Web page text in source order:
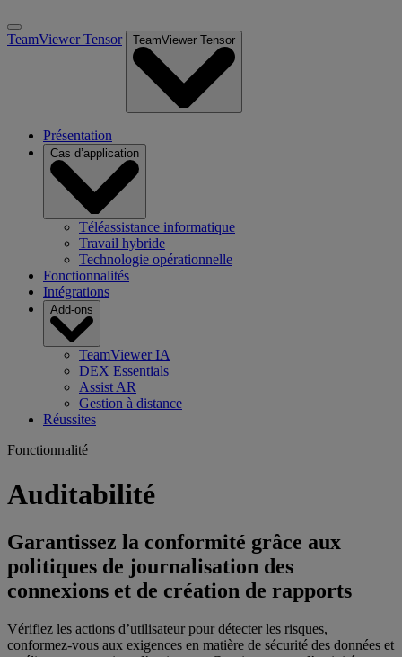
TeamViewer Tensor TeamViewer Tensor
Présentation
Cas d’application
Téléassistance informatique
Travail hybride
Technologie opérationnelle
Fonctionnalités
Intégrations
Add-ons
TeamViewer IA
DEX Essentials
Assist AR
Gestion à distance
Réussites
Fonctionnalité
Auditabilité
Garantissez la conformité grâce aux
politiques de journalisation des
connexions et de création de rapports
Vérifiez les actions d’utilisateur pour détecter les risques,
conformez-vous aux exigences en matière de sécurité des données et